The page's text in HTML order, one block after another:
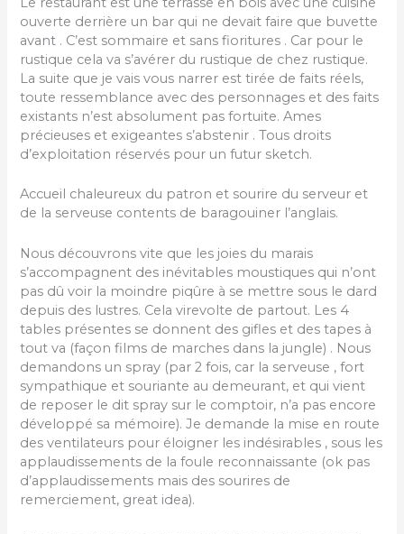
ouverte derrière un bar qui ne devait faire que buvette
avant . C’est sommaire et sans fioritures . Car pour le
rustique cela va s’avérer du rustique de chez rustique.
La suite que je vais vous narrer est tirée de faits réels,
toute ressemblance avec des personnages et des faits
existants n’est absolument pas fortuite. Ames
précieuses et exigeantes s’abstenir . Tous droits
d’exploitation réservés pour un futur sketch.
Accueil chaleureux du patron et sourire du serveur et
de la serveuse contents de baragouiner l’anglais.
Nous découvrons vite que les joies du marais
s’accompagnent des inévitables moustiques qui n’ont
pas dû voir la moindre piqûre à se mettre sous le dard
depuis des lustres. Cela virevolte de partout. Les 4
tables présentes se donnent des gifles et des tapes à
tout va (façon films de marches dans la jungle) . Nous
demandons un spray (par 2 fois, car la serveuse , fort
sympathique et souriante au demeurant, et qui vient
de reposer le dit spray sur le comptoir, n’a pas encore
développé sa mémoire). Je demande la mise en route
des ventilateurs pour éloigner les indésirables , sous les
applaudissements de la foule reconnaissante (ok pas
d’applaudissements mais des sourires de
remerciement, great idea).